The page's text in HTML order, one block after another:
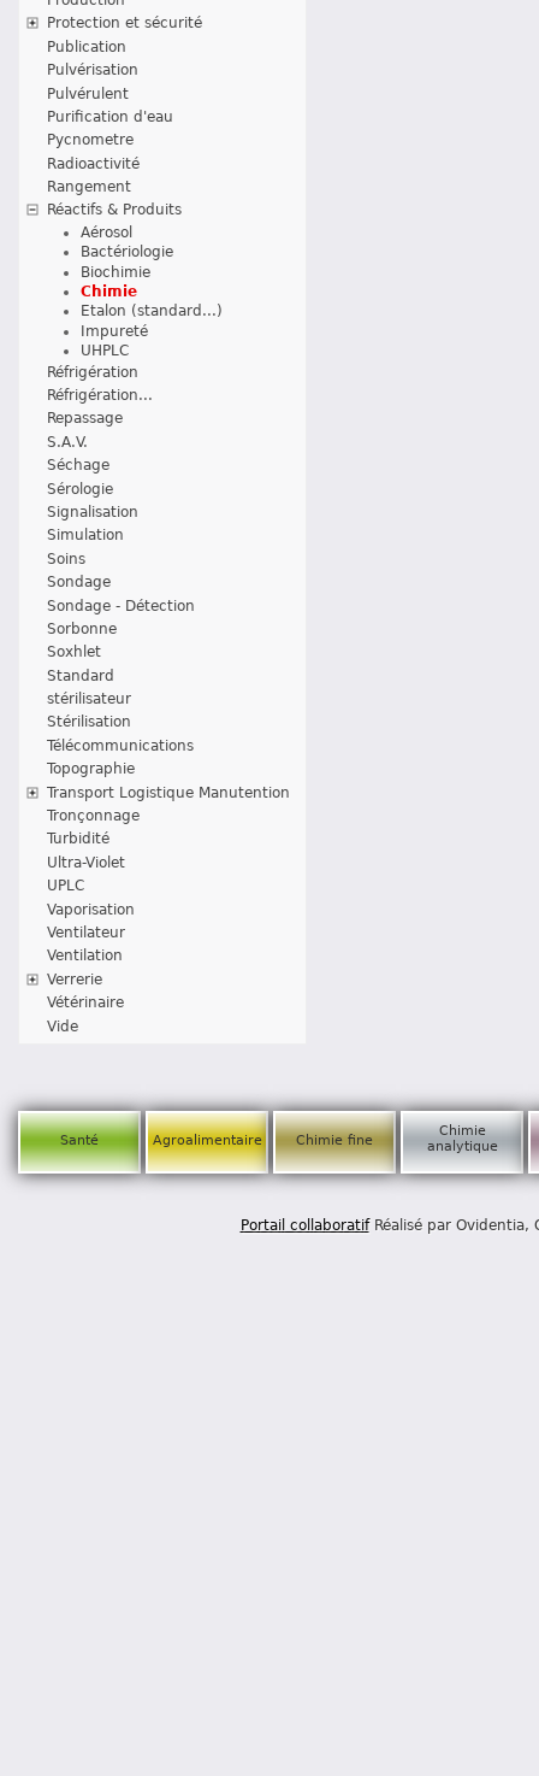
Protection et sécurité
Publication
Pulvérisation
Pulvérulent
Purification d'eau
Pycnometre
Radioactivité
Rangement
Réactifs & Produits
Aérosol
Bactériologie
Biochimie
Chimie
Etalon (standard...)
Impureté
UHPLC
Réfrigération
Réfrigération...
Repassage
S.A.V.
Séchage
Sérologie
Signalisation
Simulation
Soins
Sondage
Sondage - Détection
Sorbonne
Soxhlet
Standard
stérilisateur
Stérilisation
Télécommunications
Topographie
Transport Logistique Manutention
Tronçonnage
Turbidité
Ultra-Violet
UPLC
Vaporisation
Ventilateur
Ventilation
Verrerie
Vétérinaire
Vide
Santé Agroalimentaire Chimie fine
Chimie
analytique
Portail collaboratifRéalisé par Ovidentia,